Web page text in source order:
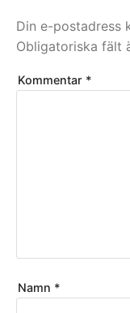
Din e-postadress
Obligatoriska fält
Kommentar *
Namn *